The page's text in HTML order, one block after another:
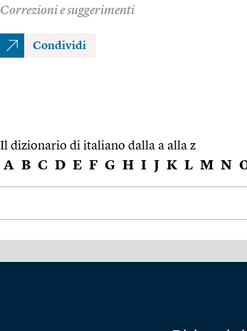
Correzioni e suggerimenti
Condividi
Il dizionario di italiano dalla a alla z
A B C D E F G H I J K L M N